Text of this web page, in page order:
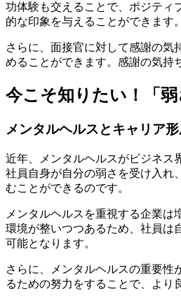
功体験も交えることで、ポジティ
的な印象を与えることができます。
さらに、面接官に対して感謝の気
めることができます。感謝の気持
今こそ知りたい！「
メンタルヘルスとキャリア
近年、メンタルヘルスがビジネス
社員自身が自分の弱さを受け入れ
むことができるのです。
メンタルヘルスを重視する企業
環境が整いつつあるため、社員は
可能となります。
さらに、メンタルヘルスの重要性
るための努力をすることで、より